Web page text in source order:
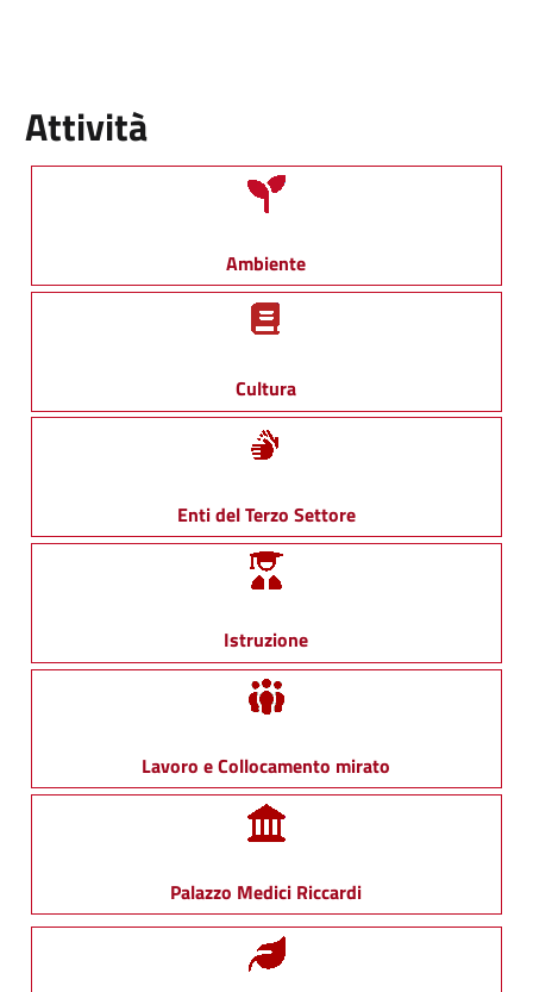
Attività
Ambiente
Cultura
Enti del Terzo Settore
Istruzione
Lavoro e Collocamento mirato
Palazzo Medici Riccardi